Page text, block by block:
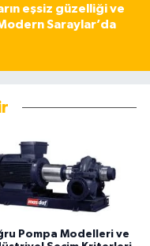
eşsiz güzelliği ve
Saraylar’da
Pompa Modelleri ve